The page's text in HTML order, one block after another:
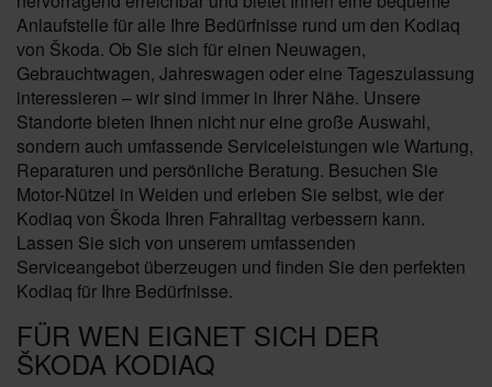
Anlaufstelle für alle Ihre Bedürfnisse rund um den Kodiaq
von Škoda. Ob Sie sich für einen Neuwagen,
Gebrauchtwagen, Jahreswagen oder eine Tageszulassung
interessieren – wir sind immer in Ihrer Nähe. Unsere
Standorte bieten Ihnen nicht nur eine große Auswahl,
sondern auch umfassende Serviceleistungen wie Wartung,
Reparaturen und persönliche Beratung. Besuchen Sie
Motor-Nützel in Weiden und erleben Sie selbst, wie der
Kodiaq von Škoda Ihren Fahralltag verbessern kann.
Lassen Sie sich von unserem umfassenden
Serviceangebot überzeugen und finden Sie den perfekten
Kodiaq für Ihre Bedürfnisse.
FÜR WEN EIGNET SICH DER
ŠKODA KODIAQ